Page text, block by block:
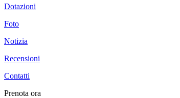
Dotazioni
Foto
Notizia
Recensioni
Contatti
Prenota ora